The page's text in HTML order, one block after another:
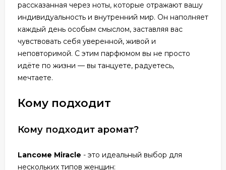
рассказанная через ноты, которые отражают вашу
индивидуальность и внутренний мир. Он наполняет
каждый день особым смыслом, заставляя вас
чувствовать себя уверенной, живой и
неповторимой. С этим парфюмом вы не просто
идёте по жизни — вы танцуете, радуетесь,
мечтаете.
Кому подходит
Кому подходит аромат?
Lаncоме Miracle - это идеальный выбор для
нескольких типов женщин: